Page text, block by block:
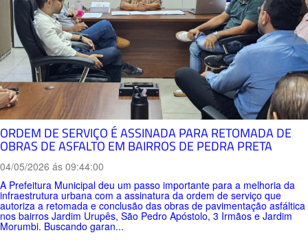
ORDEM DE SERVIÇO É ASSINADA PARA RETOMADA DE
OBRAS DE ASFALTO EM BAIRROS DE PEDRA PRETA
04/05/2026 ás 09:44:00
A Prefeitura Municipal deu um passo importante para a melhoria da
infraestrutura urbana com a assinatura da ordem de serviço que
autoriza a retomada e conclusão das obras de pavimentação asfáltica
nos bairros Jardim Urupês, São Pedro Apóstolo, 3 Irmãos e Jardim
Morumbi. Buscando garan...